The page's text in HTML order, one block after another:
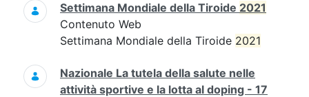
Settimana Mondiale della Tiroide 2021
Contenuto Web
Settimana Mondiale della Tiroide 2021
Nazionale La tutela della salute nelle
attività sportive e la lotta al doping - 17